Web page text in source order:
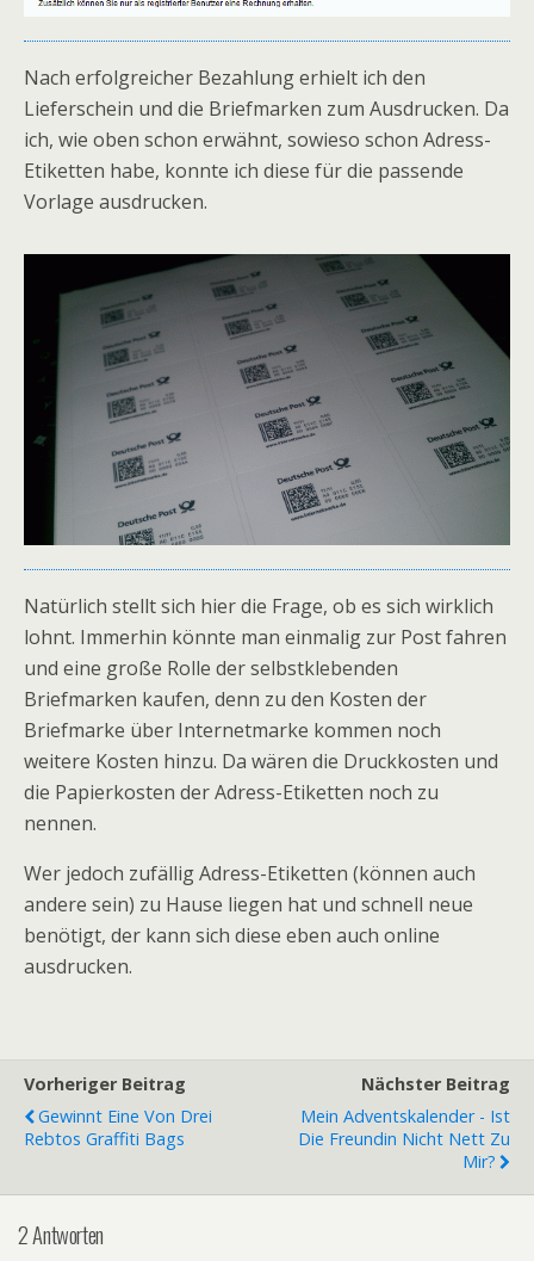
Nach erfolgreicher Bezahlung erhielt ich den
Lieferschein und die Briefmarken zum Ausdrucken. Da
ich, wie oben schon erwähnt, sowieso schon Adress-
Etiketten habe, konnte ich diese für die passende
Vorlage ausdrucken.
Natürlich stellt sich hier die Frage, ob es sich wirklich
lohnt. Immerhin könnte man einmalig zur Post fahren
und eine große Rolle der selbstklebenden
Briefmarken kaufen, denn zu den Kosten der
Briefmarke über Internetmarke kommen noch
weitere Kosten hinzu. Da wären die Druckkosten und
die Papierkosten der Adress-Etiketten noch zu
nennen.
Wer jedoch zufällig Adress-Etiketten (können auch
andere sein) zu Hause liegen hat und schnell neue
benötigt, der kann sich diese eben auch online
ausdrucken.
Vorheriger Beitrag
Gewinnt Eine Von Drei
Rebtos Graffiti Bags
Nächster Beitrag
Mein Adventskalender - Ist
Die Freundin Nicht Nett Zu
Mir?
2 Antworten